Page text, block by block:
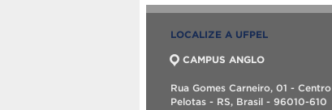
LOCALIZE A UFPEL
CAMPUS ANGLO
Rua Gomes Carneiro, 01 - Centro
Pelotas - RS, Brasil - 96010-610